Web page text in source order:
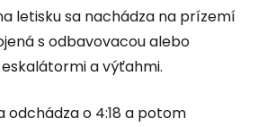
letisku sa nachádza na prízemí
s odbavovacou alebo
a výťahmi.
odchádza o 4:18 a potom